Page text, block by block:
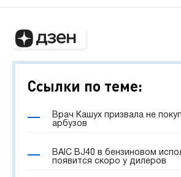
Ссылки по теме:
Врач Кашух призвала не
арбузов
BAIC BJ40 в бензиновом
появится скоро у дилеров